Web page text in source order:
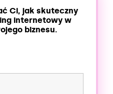
Ci, jak skuteczny
internetowy w
biznesu.